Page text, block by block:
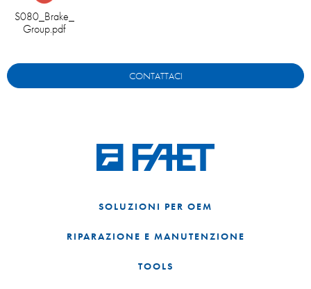
S080_Brake_
Group.pdf
CONTATTACI
SOLUZIONI PER OEM
RIPARAZIONE E MANUTENZIONE
TOOLS